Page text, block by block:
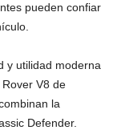
pueden confiar
y utilidad moderna
V8 de
la
Defender.